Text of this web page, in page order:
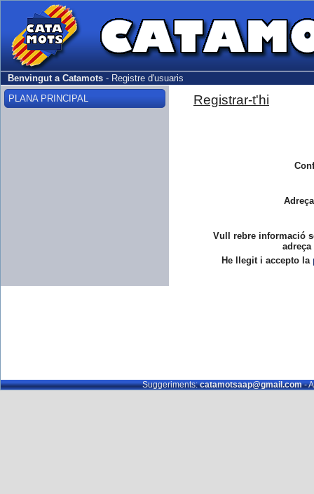
Benvingut a Catamots - Registre d'usuaris
PLANA PRINCIPAL
Registrar-t'hi
Vull rebre informació
He llegit i accepto la
Suggeriments:catamotsaap@gmail.com-